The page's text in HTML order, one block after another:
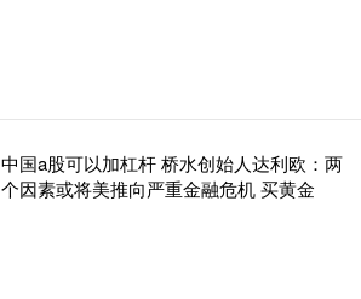
中国a股可以加杠杆 桥水创始人达利欧：两
个因素或将美推向严重金融危机 买黄金